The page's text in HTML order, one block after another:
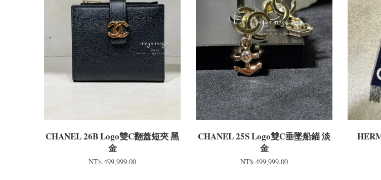
CHANEL 26B Logo雙C翻蓋短夾 黑
金
NT$ 499,999.00
CHANEL 25S Logo雙C垂墜船錨 淡
金
NT$ 499,999.00